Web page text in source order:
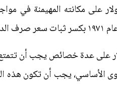
على مكانته المهيمنة في
الذهب.
على عدة خصائص يجب أن
الأساسي، يجب أن تكون هذه